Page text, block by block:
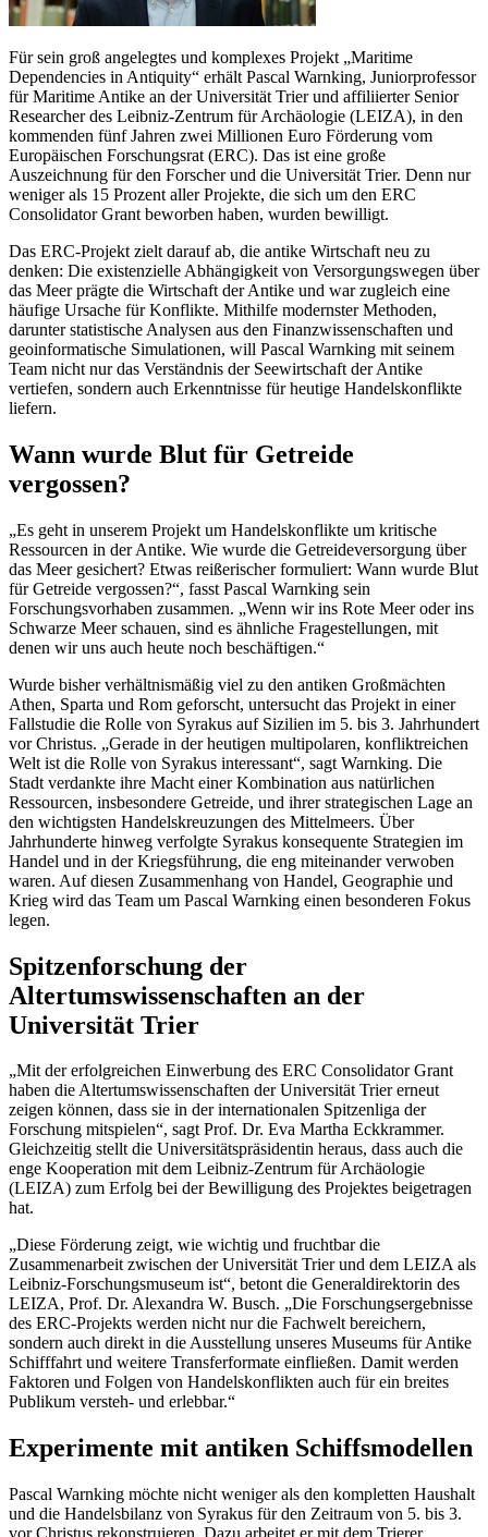
Für sein groß angelegtes und komplexes Projekt „Maritime
Dependencies in Antiquity“ erhält Pascal Warnking, Juniorprofessor
für Maritime Antike an der Universität Trier und affiliierter Senior
Researcher des Leibniz-Zentrum für Archäologie (LEIZA), in den
kommenden fünf Jahren zwei Millionen Euro Förderung vom
Europäischen Forschungsrat (ERC). Das ist eine große
Auszeichnung für den Forscher und die Universität Trier. Denn nur
weniger als 15 Prozent aller Projekte, die sich um den ERC
Consolidator Grant beworben haben, wurden bewilligt.
Das ERC-Projekt zielt darauf ab, die antike Wirtschaft neu zu
denken: Die existenzielle Abhängigkeit von Versorgungswegen über
das Meer prägte die Wirtschaft der Antike und war zugleich eine
häufige Ursache für Konflikte. Mithilfe modernster Methoden,
darunter statistische Analysen aus den Finanzwissenschaften und
geoinformatische Simulationen, will Pascal Warnking mit seinem
Team nicht nur das Verständnis der Seewirtschaft der Antike
vertiefen, sondern auch Erkenntnisse für heutige Handelskonflikte
liefern.
Wann wurde Blut für Getreide
vergossen?
„Es geht in unserem Projekt um Handelskonflikte um kritische
Ressourcen in der Antike. Wie wurde die Getreideversorgung über
das Meer gesichert? Etwas reißerischer formuliert: Wann wurde Blut
für Getreide vergossen?“, fasst Pascal Warnking sein
Forschungsvorhaben zusammen. „Wenn wir ins Rote Meer oder ins
Schwarze Meer schauen, sind es ähnliche Fragestellungen, mit
denen wir uns auch heute noch beschäftigen.“
Wurde bisher verhältnismäßig viel zu den antiken Großmächten
Athen, Sparta und Rom geforscht, untersucht das Projekt in einer
Fallstudie die Rolle von Syrakus auf Sizilien im 5. bis 3. Jahrhundert
vor Christus. „Gerade in der heutigen multipolaren, konfliktreichen
Welt ist die Rolle von Syrakus interessant“, sagt Warnking. Die
Stadt verdankte ihre Macht einer Kombination aus natürlichen
Ressourcen, insbesondere Getreide, und ihrer strategischen Lage an
den wichtigsten Handelskreuzungen des Mittelmeers. Über
Jahrhunderte hinweg verfolgte Syrakus konsequente Strategien im
Handel und in der Kriegsführung, die eng miteinander verwoben
waren. Auf diesen Zusammenhang von Handel, Geographie und
Krieg wird das Team um Pascal Warnking einen besonderen Fokus
legen.
Spitzenforschung der
Altertumswissenschaften an der
Universität Trier
„Mit der erfolgreichen Einwerbung des ERC Consolidator Grant
haben die Altertumswissenschaften der Universität Trier erneut
zeigen können, dass sie in der internationalen Spitzenliga der
Forschung mitspielen“, sagt Prof. Dr. Eva Martha Eckkrammer.
Gleichzeitig stellt die Universitätspräsidentin heraus, dass auch die
enge Kooperation mit dem Leibniz-Zentrum für Archäologie
(LEIZA) zum Erfolg bei der Bewilligung des Projektes beigetragen
hat.
„Diese Förderung zeigt, wie wichtig und fruchtbar die
Zusammenarbeit zwischen der Universität Trier und dem LEIZA als
Leibniz-Forschungsmuseum ist“, betont die Generaldirektorin des
LEIZA, Prof. Dr. Alexandra W. Busch. „Die Forschungsergebnisse
des ERC-Projekts werden nicht nur die Fachwelt bereichern,
sondern auch direkt in die Ausstellung unseres Museums für Antike
Schifffahrt und weitere Transferformate einfließen. Damit werden
Faktoren und Folgen von Handelskonflikten auch für ein breites
Publikum versteh- und erlebbar.“
Experimente mit antiken Schiffsmodellen
Pascal Warnking möchte nicht weniger als den kompletten Haushalt
und die Handelsbilanz von Syrakus für den Zeitraum von 5. bis 3.